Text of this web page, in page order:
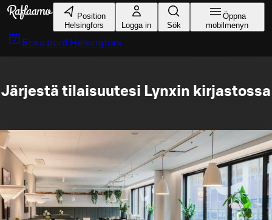
Gå till huvudinnehållet
Position
Helsingfors
Logga in Sök
Öppna
mobilmenyn
Boka bord Helsingfors
Järjestä tilaisuutesi Lynxin kirjastossa